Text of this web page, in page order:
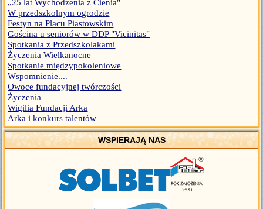
„25 lat Wychodzenia z Cienia"
W przedszkolnym ogrodzie
Festyn na Placu Piastowskim
Gościna u seniorów w DDP "Vicinitas"
Spotkania z Przedszkolakami
Życzenia Wielkanocne
Spotkanie międzypokoleniowe
Wspomnienie....
Owoce fundacyjnej twórczości
Życzenia
Wigilia Fundacji Arka
Arka i konkurs talentów
WSPIERAJĄ NAS